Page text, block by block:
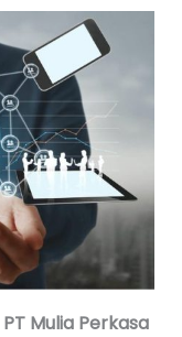
PT Mulia Perkasa